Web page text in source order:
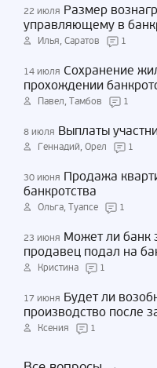
22 июля Размер
управляющему в
Илья, Саратов 1
14 июля Сохранение
прохождении
Павел, Тамбов 1
8 июля Выплаты
Геннадий, Орел 1
30 июня Продажа
банкротства
Ольга, Туапсе 1
23 июня Может ли банк
продавец подал на
Кристина 1
17 июня Будет ли
производство после
Ксения 1